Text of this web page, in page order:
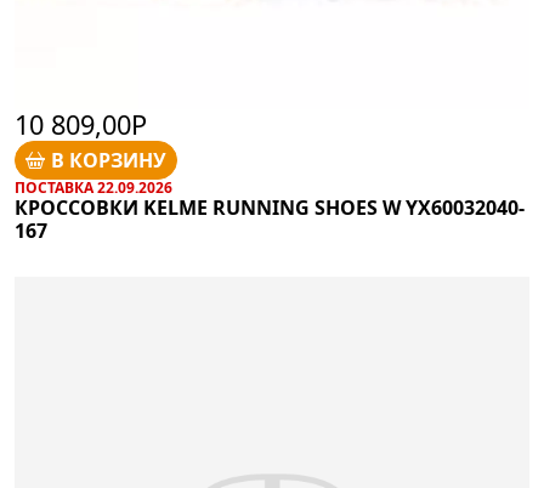
10 809,00Р
В КОРЗИНУ
ПОСТАВКА 22.09.2026
КРОССОВКИ KELME RUNNING SHOES W YX60032040-
167